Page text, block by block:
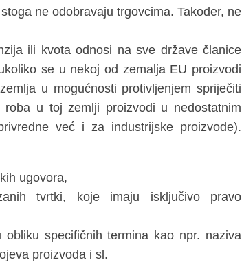
ne odobravaju trgovcima. Također, ne
ili kvota odnosi na sve države članice
se u nekoj od zemalja EU proizvodi
u mogućnosti protivljenjem spriječiti
u toj zemlji proizvodi u nedostatnim
već i za industrijske proizvode).
ugovora,
tvrtki, koje imaju isključivo pravo
specifičnih termina kao npr. naziva
proizvoda i sl.